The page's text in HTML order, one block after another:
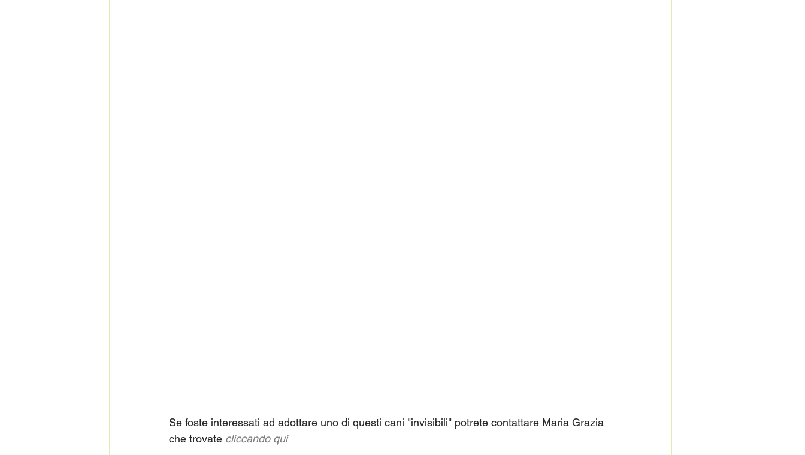
Se foste interessati ad adottare uno di questi cani "invisibili" potrete contattare Maria Grazia
che trovate cliccando qui